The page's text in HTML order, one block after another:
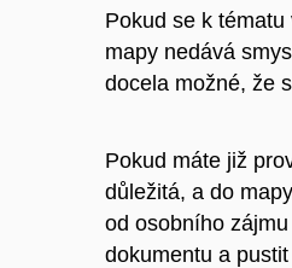
Pokud se k
mapy nedává
docela možné, že
Pokud máte již
důležitá, a do
od osobního
dokumentu a